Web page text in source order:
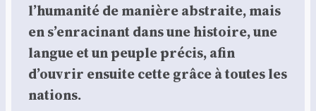
l’humanité de manière abs­traite, mais
en s’enracinant dans une his­toire, une
langue et un peuple pré­cis, afin
d’ouvrir ensuite cette grâce à toutes les
nations.